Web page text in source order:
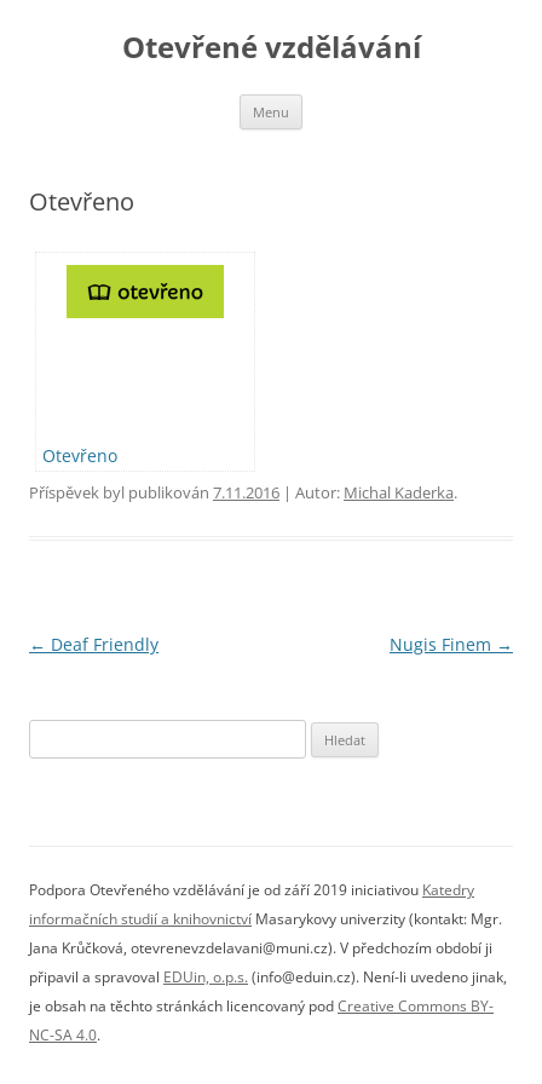
Otevřené vzdělávání
Menu
Otevřeno
Otevřeno
Příspěvek byl publikován 7.11.2016 | Autor: Michal Kaderka.
Navigace
← Deaf Friendly Nugis Finem →
Podpora Otevřeného vzdělávání je od září 2019 iniciativou Katedry
informačních studií a knihovnictví Masarykovy univerzity (kontakt: Mgr.
Jana Krůčková, otevrenevzdelavani@muni.cz). V předchozím období ji
připavil a spravoval EDUin, o.p.s. (info@eduin.cz). Není-li uvedeno jinak,
je obsah na těchto stránkách licencovaný podCreative Commons BY-
NC-SA 4.0.